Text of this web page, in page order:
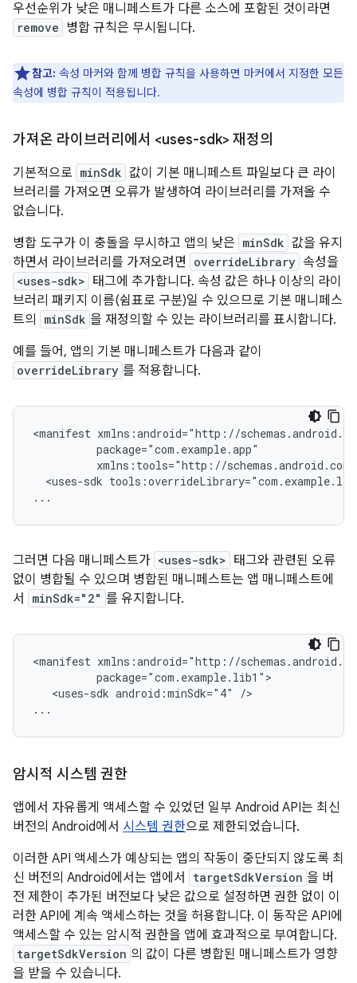
우선순위가 낮은 매니페스트가 다른 소스에 포함된 것이라면
remove 병합 규칙은 무시됩니다.
참고: 속성 마커와 함께 병합 규칙을 사용하면 마커에서 지정한 모든
속성에 병합 규칙이 적용됩니다.
가져온 라이브러리에서 <uses-sdk> 재정의
기본적으로 minSdk 값이 기본 매니페스트 파일보다 큰 라이
브러리를 가져오면 오류가 발생하여 라이브러리를 가져올 수
없습니다.
병합 도구가 이 충돌을 무시하고 앱의 낮은 minSdk 값을 유지
하면서 라이브러리를 가져오려면
overrideLibrary 속성을
<uses-sdk> 태그에 추가합니다. 속성 값은 하나 이상의 라이
브러리 패키지 이름(쉼표로 구분)일 수 있으므로 기본 매니페스
트의
minSdk 을 재정의할 수 있는 라이브러리를 표시합니다.
예를 들어, 앱의 기본 매니페스트가 다음과 같이
overrideLibrary 를 적용합니다.
<manifest
<uses-sdk
...
그러면 다음 매니페스트가 <uses-sdk> 태그와 관련된 오류
없이 병합될 수 있으며 병합된 매니페스트는 앱 매니페스트에
서
minSdk="2" 를 유지합니다.
<manifest
<uses-sdk android:minSdk="4"
/>
...
암시적 시스템 권한
앱에서 자유롭게 액세스할 수 있었던 일부 Android API는 최신
버전의 Android에서 시스템 권한으로 제한되었습니다.
이러한 API 액세스가 예상되는 앱의 작동이 중단되지 않도록 최
신 버전의 Android에서는 앱에서
targetSdkVersion 을 버
전 제한이 추가된 버전보다 낮은 값으로 설정하면 권한 없이 이
러한 API에 계속 액세스하는 것을 허용합니다. 이 동작은 API에
액세스할 수 있는 암시적 권한을 앱에 효과적으로 부여합니다.
targetSdkVersion 의 값이 다른 병합된 매니페스트가 영향
을 받을 수 있습니다.